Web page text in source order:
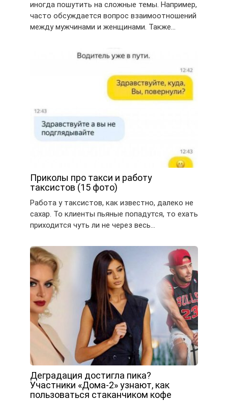
иногда пошутить на сложные темы. Например,
часто обсуждается вопрос взаимоотношений
между мужчинами и женщинами. Также…
Приколы про такси и работу
таксистов (15 фото)
Работа у таксистов, как известно, далеко не
сахар. То клиенты пьяные попадутся, то ехать
приходится чуть ли не через весь…
Деградация достигла пика?
Участники «Дома-2» узнают, как
пользоваться стаканчиком кофе